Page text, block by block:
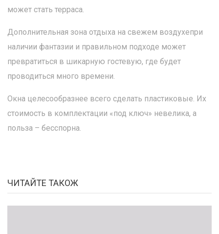
может стать терраса.
Дополнительная зона отдыха на свежем воздухепри
наличии фантазии и правильном подходе может
превратиться в шикарную гостевую, где будет
проводиться много времени.
Окна целесообразнее всего сделать пластиковые. Их
стоимость в комплектации «под ключ» невелика, а
польза – бесспорна.
ЧИТАЙТЕ ТАКОЖ